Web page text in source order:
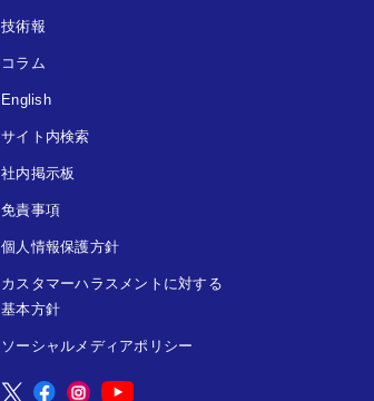
技術報
コラム
English
サイト内検索
社内掲示板
免責事項
個人情報保護方針
カスタマーハラスメントに対する
基本方針
ソーシャルメディアポリシー